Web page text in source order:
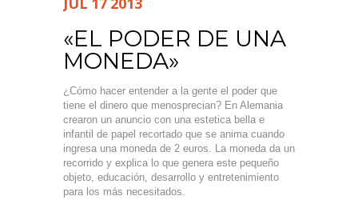
«EL PODER DE UNA
MONEDA»
¿Cómo hacer entender a la gente el poder que
tiene el dinero que menosprecian? En Alemania
crearon un anuncio con una estetica bella e
infantil de papel recortado que se anima cuando
ingresa una moneda de 2 euros. La moneda da un
recorrido y explica lo que genera este pequeño
objeto, educación, desarrollo y entretenimiento
para los más necesitados.